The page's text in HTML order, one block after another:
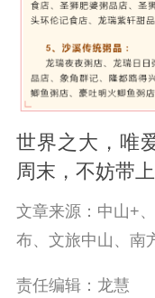
世界之大，唯
周末，不妨带
文章来源：中山+
布、文旅中山、南
责任编辑：龙慧